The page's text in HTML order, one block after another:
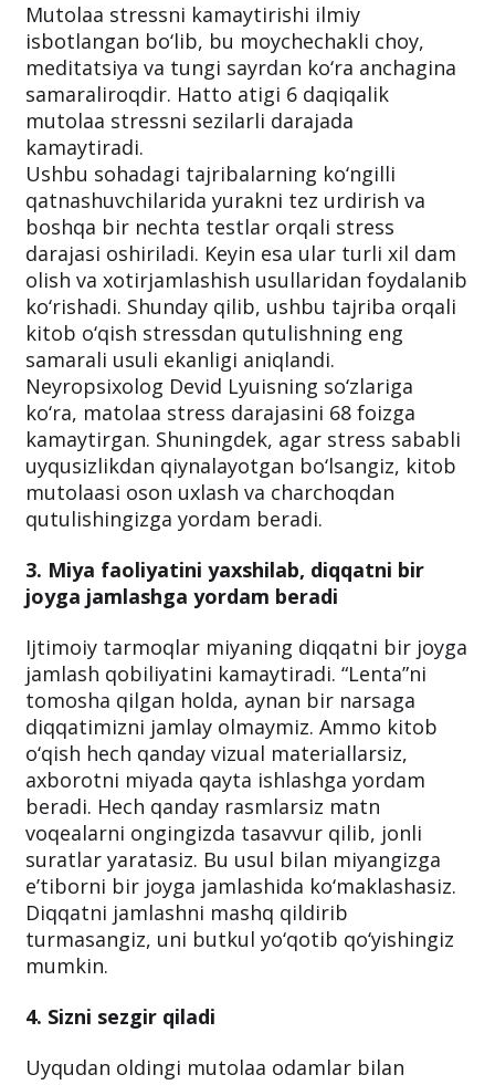
Mutolaa stressni kamaytirishi ilmiy
isbotlangan bo‘lib, bu moychechakli choy,
meditatsiya va tungi sayrdan ko‘ra anchagina
samaraliroqdir. Hatto atigi 6 daqiqalik
mutolaa stressni sezilarli darajada
kamaytiradi.
Ushbu sohadagi tajribalarning ko‘ngilli
qatnashuvchilarida yurakni tez urdirish va
boshqa bir nechta testlar orqali stress
darajasi oshiriladi. Keyin esa ular turli xil dam
olish va xotirjamlashish usullaridan foydalanib
ko‘rishadi. Shunday qilib, ushbu tajriba orqali
kitob o‘qish stressdan qutulishning eng
samarali usuli ekanligi aniqlandi.
Neyropsixolog Devid Lyuisning so‘zlariga
ko‘ra, matolaa stress darajasini 68 foizga
kamaytirgan. Shuningdek, agar stress sababli
uyqusizlikdan qiynalayotgan bo‘lsangiz, kitob
mutolaasi oson uxlash va charchoqdan
qutulishingizga yordam beradi.
3. Miya faoliyatini yaxshilab, diqqatni bir
joyga jamlashga yordam beradi
Ijtimoiy tarmoqlar miyaning diqqatni bir joyga
jamlash qobiliyatini kamaytiradi. “Lenta”ni
tomosha qilgan holda, aynan bir narsaga
diqqatimizni jamlay olmaymiz. Ammo kitob
o‘qish hech qanday vizual materiallarsiz,
axborotni miyada qayta ishlashga yordam
beradi. Hech qanday rasmlarsiz matn
voqealarni ongingizda tasavvur qilib, jonli
suratlar yaratasiz. Bu usul bilan miyangizga
e’tiborni bir joyga jamlashida ko‘maklashasiz.
Diqqatni jamlashni mashq qildirib
turmasangiz, uni butkul yo‘qotib qo‘yishingiz
mumkin.
4. Sizni sezgir qiladi
Uyqudan oldingi mutolaa odamlar bilan